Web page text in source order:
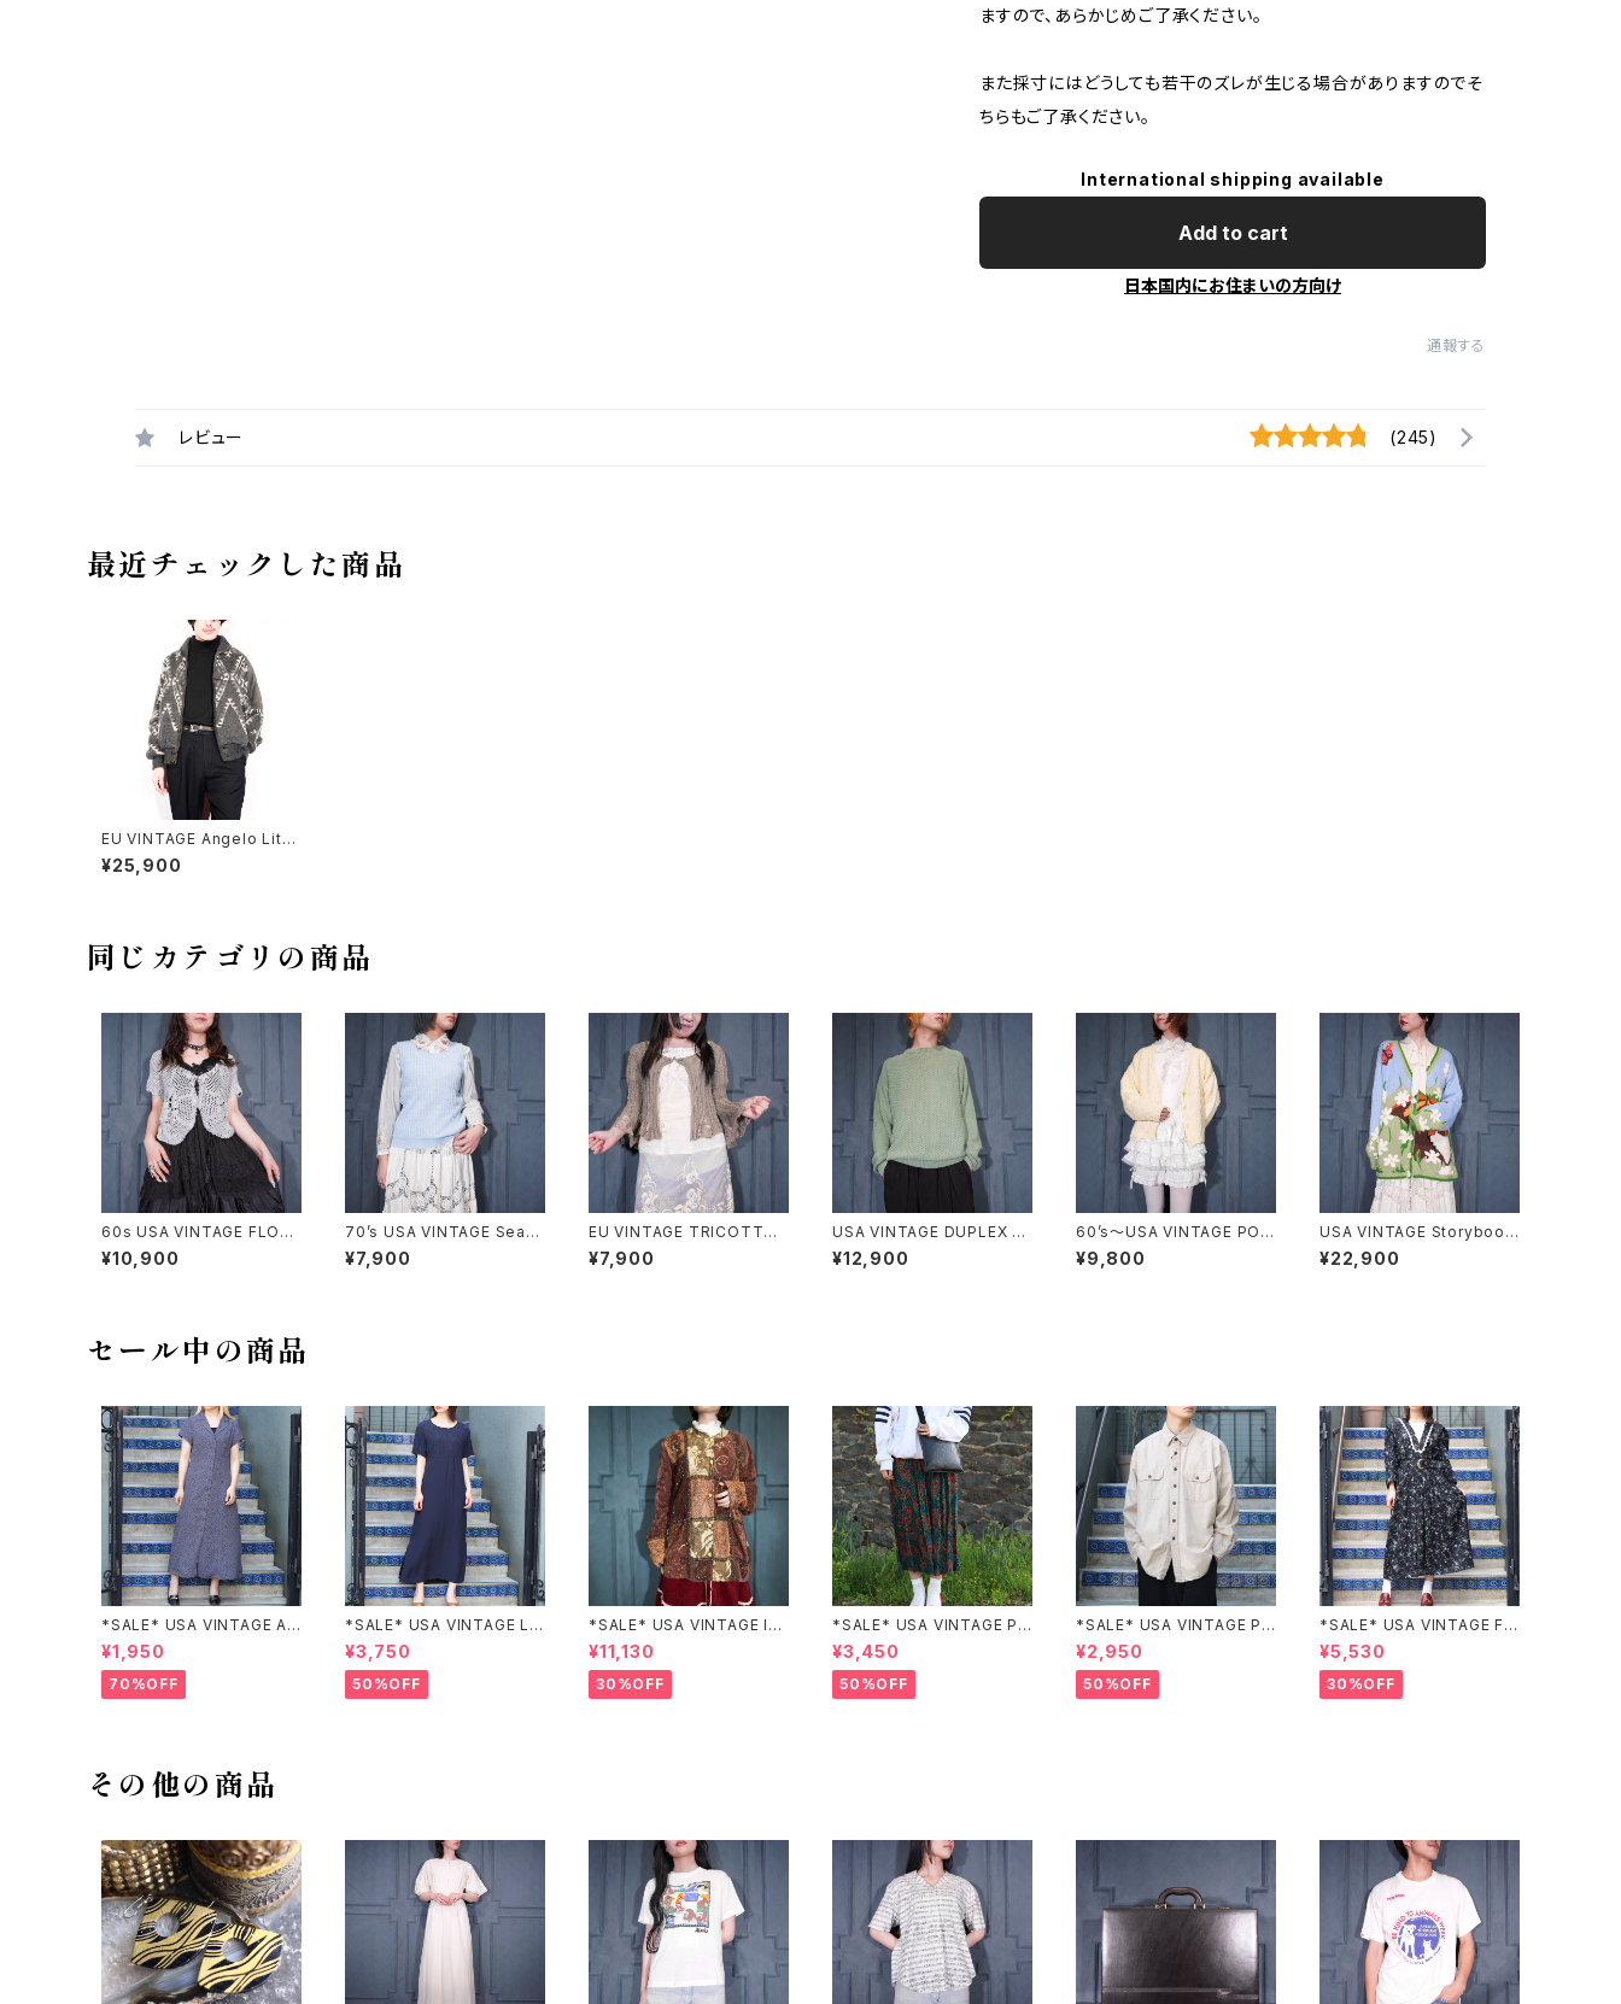
ますので、あらかじめご了承ください。
また採寸にはどうしても若干のズレが生じる場合がありますのでそ
ちらもご了承ください。
International shipping available
Add to cart
日本国内にお住まいの方向け
通報する
レビュー (245)
最近チェックした商品
EU VINTAGE Angelo Litri
co LEATHER SWITCHED
DESIGN KNIT BLOUSON/
¥25,900
同じカテゴリの商品
60s USA VINTAGE FLOW
ER DESIGN HALF SLEEVE
CROCHET KNIT CARDIGA
¥10,900
70’s USA VINTAGE Sears
WOVEN DESIGN KNIT VE
ST/70年代アメリカ古着シア
¥7,900
EU VINTAGE TRICOTTO
CHINA BUTTON LACE FL
ARE SLEEVE DESIGN KNI
¥7,900
USA VINTAGE DUPLEX W
OVEN DESIGN COTTON
RAMIE KNIT/アメリカ古着織
¥12,900
60’s〜USA VINTAGE POC
OPOCO KNIT CARDIGAN/
60年代〜アメリカ古着ぽこぽ
¥9,800
USA VINTAGE Storybook
Knits FLOWER BUTTON
EMBROIDERY CAT DESIG
¥22,900
セール中の商品
*SALE* USA VINTAGE AN
NEX HALF SLEEVE FLOW
ER PATTERNED ONE PIEC
E/アメリカ古着半袖花柄ワン
ピース
¥1,950
70%OFF
*SALE* USA VINTAGE LIZ
claiborne EMBROIDERY
DESIGN NAVY ONE PIEC
E/アメリカ古着刺繍デザイン
ネイビーワンピース
¥3,750
50%OFF
*SALE* USA VINTAGE Ind
igo moon PATCHWORK E
MBROIDERY DESIGN JAC
KET/アメリカ古着パッチワー
ク刺繍ジャケット
¥11,130
30%OFF
*SALE* USA VINTAGE PAI
SLEY PATTERNED DESIG
N SKIRT/アメリカ古着ペイズ
リー柄デザインスカート
¥3,450
50%OFF
*SALE* USA VINTAGE PO
CKET DESIGN SHIRT/アメ
リカ古着ポケットデザインシャ
ツ
¥2,950
50%OFF
*SALE* USA VINTAGE FL
OWER PATTERNED LACE
COLLAR BELTED ONE PIE
CE/アメリカ古着花柄レース
襟ベルテッドワンピース
¥5,530
30%OFF
その他の商品